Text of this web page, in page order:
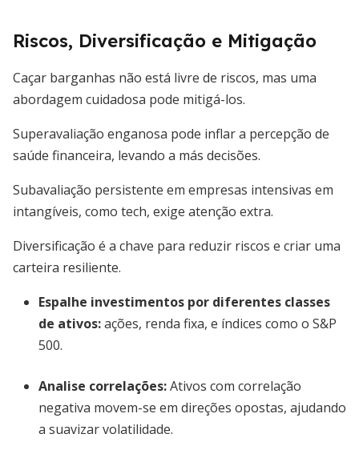
Riscos, Diversificação e Mitigação
Caçar barganhas não está livre de riscos, mas uma
abordagem cuidadosa pode mitigá-los.
Superavaliação enganosa pode inflar a percepção de
saúde financeira, levando a más decisões.
Subavaliação persistente em empresas intensivas em
intangíveis, como tech, exige atenção extra.
Diversificação é a chave para reduzir riscos e criar uma
carteira resiliente.
Espalhe investimentos por diferentes classes
de ativos:ações, renda fixa, e índices como o S&P
500.
Analise correlações:Ativos com correlação
negativa movem-se em direções opostas, ajudando
a suavizar volatilidade.